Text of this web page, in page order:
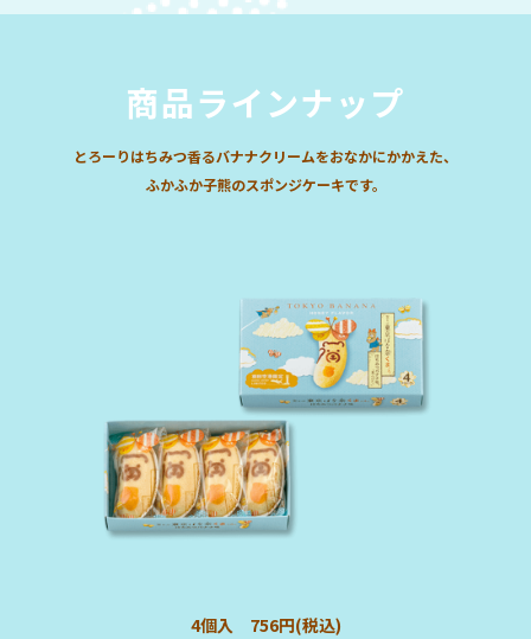
商品ラインナップ
とろーりはちみつ香るバナナクリームをおなかにかかえた、
ふかふか子熊のスポンジケーキです。
4個入 756円(税込)